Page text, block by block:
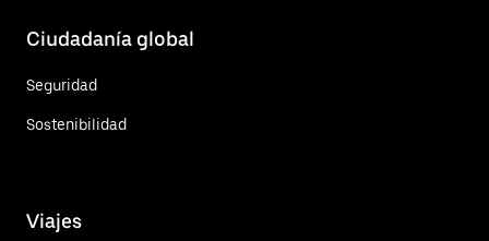
Ciudadanía global
Seguridad
Sostenibilidad
Viajes